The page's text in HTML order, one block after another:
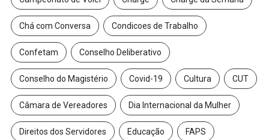
Chá com Conversa Condicoes de Trabalho
Confetam Conselho Deliberativo
Conselho do Magistério Covid-19 Cultura CUT
Câmara de Vereadores Dia Internacional da Mulher
Direitos dos Servidores Educação FAPS